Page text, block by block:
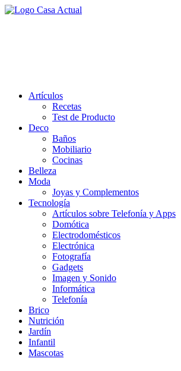
Saltar
Artículos
Recetas
Test de Producto
Deco
Baños
Mobiliario
Cocinas
Belleza
Moda
Joyas y Complementos
Tecnología
Artículos sobre Telefonía y Apps
Domótica
Electrodomésticos
Electrónica
Fotografía
Gadgets
Imagen y Sonido
Informática
Telefonía
Brico
Nutrición
Jardín
Infantil
Mascotas